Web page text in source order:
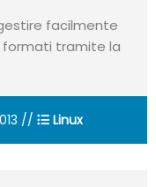
facilmente
formati tramite la
// Linux